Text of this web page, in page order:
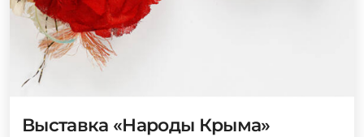
Выставка «Народы Крыма»